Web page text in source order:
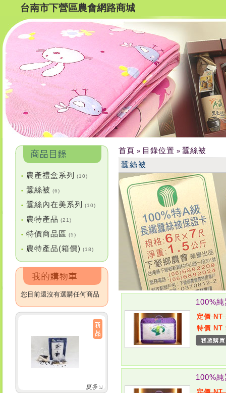
台南市下營區農會網路商城
• 農產禮盒系列 (10)
• 蠶絲被 (6)
• 蠶絲內在美系列 (10)
• 農特產品 (21)
• 特價商品區 (5)
• 農特產品(箱價) (18)
您目前還沒有選購任何商品
首頁 » 目錄位置 » 蠶絲被
蠶絲被
100%
定價 NT
特價 NT
100%